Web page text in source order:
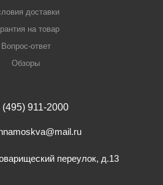
доставки
на товар
Вопрос-ответ
Обзоры
(495) 911-2000
переулок, д.13